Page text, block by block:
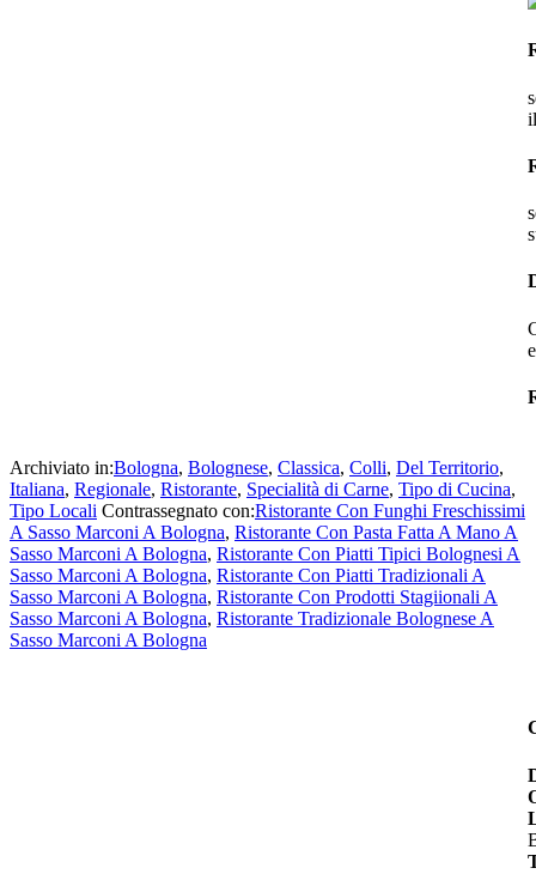
Archiviato in:Bologna, Bolognese, Classica, Colli, Del Territorio,
Italiana, Regionale, Ristorante, Specialità di Carne, Tipo di Cucina,
Tipo Locali Contrassegnato con:Ristorante Con Funghi Freschissimi
A Sasso Marconi A Bologna, Ristorante Con Pasta Fatta A Mano A
Sasso Marconi A Bologna, Ristorante Con Piatti Tipici Bolognesi A
Sasso Marconi A Bologna, Ristorante Con Piatti Tradizionali A
Sasso Marconi A Bologna, Ristorante Con Prodotti Stagiionali A
Sasso Marconi A Bologna, Ristorante Tradizionale Bolognese A
Sasso Marconi A Bologna